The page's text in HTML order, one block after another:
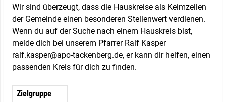
Wir sind überzeugt, dass die Hauskreise als Keimzellen
der Gemeinde einen besonderen Stellenwert verdienen.
Wenn du auf der Suche nach einem Hauskreis bist,
melde dich bei unserem Pfarrer Ralf Kasper
ralf.kasper@apo-tackenberg.de, er kann dir helfen, einen
passenden Kreis für dich zu finden.
Zielgruppe